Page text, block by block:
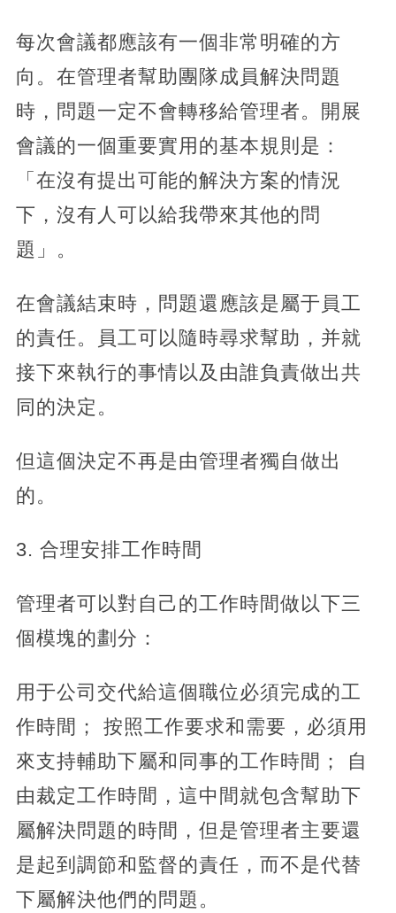
每次會議都應該有一個非常明確的方
向。在管理者幫助團隊成員解決問題
時，問題一定不會轉移給管理者。開展
會議的一個重要實用的基本規則是：
「在沒有提出可能的解決方案的情況
下，沒有人可以給我帶來其他的問
題」。
在會議結束時，問題還應該是屬于員工
的責任。員工可以隨時尋求幫助，并就
接下來執行的事情以及由誰負責做出共
同的決定。
但這個決定不再是由管理者獨自做出
的。
3. 合理安排工作時間
管理者可以對自己的工作時間做以下三
個模塊的劃分：
用于公司交代給這個職位必須完成的工
作時間； 按照工作要求和需要，必須用
來支持輔助下屬和同事的工作時間； 自
由裁定工作時間，這中間就包含幫助下
屬解決問題的時間，但是管理者主要還
是起到調節和監督的責任，而不是代替
下屬解決他們的問題。